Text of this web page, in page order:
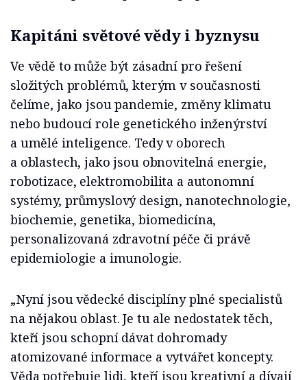
Kapitáni světové vědy i byznysu
Ve vědě to může být zásadní pro řešení
složitých problémů, kterým v současnosti
čelíme, jako jsou pandemie, změny klimatu
nebo budoucí role genetického inženýrství
a umělé inteligence. Tedy v oborech
a oblastech, jako jsou obnovitelná energie,
robotizace, elektromobilita a autonomní
systémy, průmyslový design, nanotechnologie,
biochemie, genetika, biomedicína,
personalizovaná zdravotní péče či právě
epidemiologie a imunologie.
„Nyní jsou vědecké disciplíny plné specialistů
na nějakou oblast. Je tu ale nedostatek těch,
kteří jsou schopní dávat dohromady
atomizované informace a vytvářet koncepty.
Věda potřebuje lidi, kteří jsou kreativní a dívají